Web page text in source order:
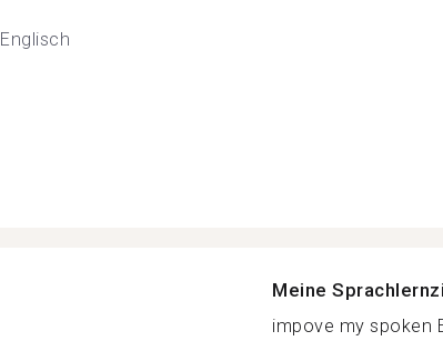
Englisch
Meine
impove my spoken